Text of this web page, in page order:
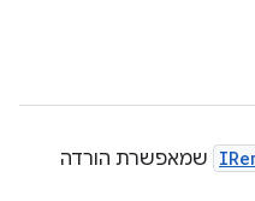
שמאפשרת הורדה